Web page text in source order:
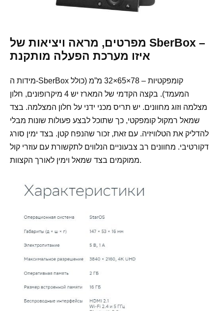
מפרטים, מראה ויציאות של SberBox –
איזו מערכת הפעלה מותקנת
מידות ה-SberBox קומפקטיות – 78×65×32 מ”מ (כולל
המעמד). בקצה הקדמי של המארז יש 4 מיקרופונים, חלון
מצלמה וזוג מחוונים. יש תריס מכני ידני על חלון המצלמה. בצד
שמאל רמקול קומפקטי, כך שתוכל לבצע פעולות שונות מבלי
להדליק את הטלוויזיה. עם זאת, זכור שהנפח קטן. בצד ימין סורג
דקורטיבי. מחוונים רב צבעוניים הנלווים לתקשורת עם עוזרי קול
ממוקמים בצד שמאל וימין לאורך הקצוות.